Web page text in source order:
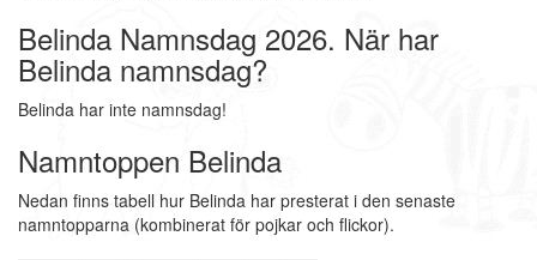
Belinda Namnsdag 2026. När har
Belinda namnsdag?
Belinda har inte namnsdag!
Namntoppen Belinda
Nedan finns tabell hur Belinda har presterat i den senaste
namntopparna (kombinerat för pojkar och flickor).